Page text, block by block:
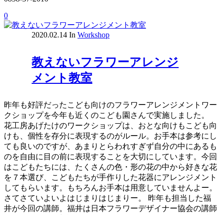
0
2020.02.14 In Workshop
教えないフラワーアレンジ
メント教室
昨年も好評だったこども向けのフラワーアレンジメントワー
クショップを今年も近くのこども園さんで実施しました。
花工房あげたけのワークショップは、おとな向けもこども向
けも、個性を存分に表現するのがルール。お手本は参考にし
ても良いのですが、あまりとらわれすぎず自分の中にあるも
のを自由に目の前に表現することを大切にしています。今回
はこどもたちには、たくさんの色・形の花の中から好きな花
を７本選び、こどもたちが手作りした花器にアレンジメント
してもらいます。もちろんお手本は用意していませんよー。
さてさていよいよはじまりはじまりー。 昨年も担当した福
井が今回の講師。福井は日本フラワーデザイナー協会の講師